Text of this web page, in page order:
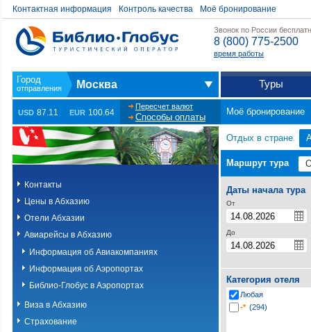
Контактная информация Контроль качества Моё бронирование
Звонок по России
8 (800) 775-2500
время работы
Москва Туры
USD 87.11 EUR 100.64
Пересчет валют
Способы оплаты
Моё бронирование
Контакты
Цены в Абхазию
Отели Абхазии
Авиарейсы в Абхазию
Информация об Авиакомпаниях
Информация об Аэропортах
Библио-Глобус в Аэропортах
Виза в Абхазию
Страхование
Отдых в стране
Маршрут тура
Даты начала тура
От
До
Категория отеля
Любая
-* (294)